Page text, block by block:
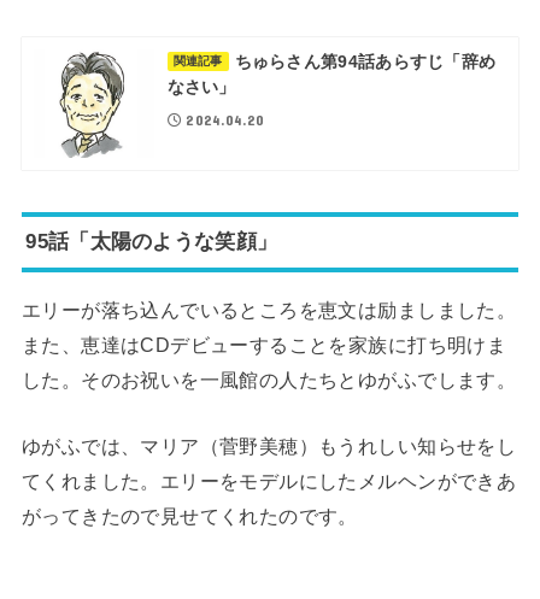
関連記事
ちゅらさん第94話あらすじ「辞め
なさい」
2024.04.20
95話「太陽のような笑顔」
エリーが落ち込んでいるところを恵文は励ましました。
また、恵達はCDデビューすることを家族に打ち明けま
した。そのお祝いを一風館の人たちとゆがふでします。
ゆがふでは、マリア（菅野美穂）もうれしい知らせをし
てくれました。エリーをモデルにしたメルヘンができあ
がってきたので見せてくれたのです。